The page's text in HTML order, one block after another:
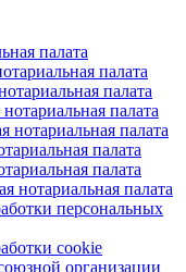
палата
палата
палата
палата
нотариальная палата
палата
палата
нотариальная палата
персональных
cookie
организации